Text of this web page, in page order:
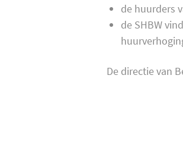
de huurders
de SHBW
De directie van